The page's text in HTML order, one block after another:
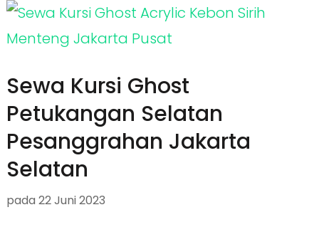
Sewa Kursi Ghost
Petukangan Selatan
Pesanggrahan Jakarta
Selatan
pada 22 Juni 2023